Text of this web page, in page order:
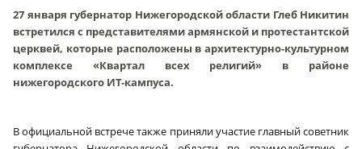
27 января губернатор Нижегородской области Глеб Никитин
встретился с представителями армянской и протестантской
церквей, которые расположены в архитектурно-культурном
комплексе «Квартал всех религий» в районе
нижегородского ИТ-кампуса.
В официальной встрече также приняли участие главный советник